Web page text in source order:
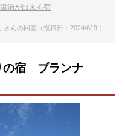
治が出来る宿
さんの回答（投稿日：2024/6/ 9 ）
の宿 ブランナ